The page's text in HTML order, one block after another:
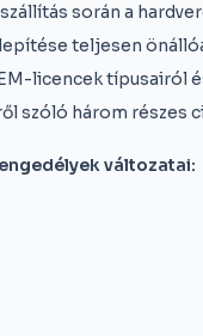
során a
teljesen
licencek típusairól
szóló három részes
változatai: